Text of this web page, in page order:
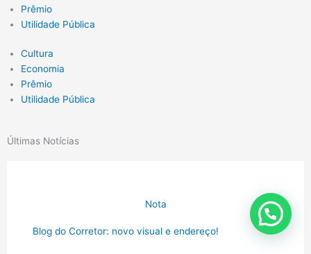
Prêmio
Utilidade Pública
Cultura
Economia
Prêmio
Utilidade Pública
Últimas Notícias
Nota
Blog do Corretor: novo visual e endereço!